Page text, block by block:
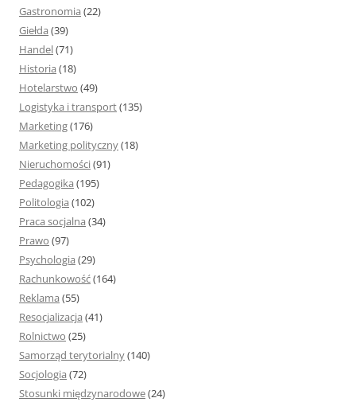
Gastronomia (22)
Giełda (39)
Handel(71)
Historia (18)
Hotelarstwo (49)
Logistyka i transport(135)
Marketing(176)
Marketing polityczny(18)
Nieruchomości(91)
Pedagogika (195)
Politologia (102)
Praca socjalna (34)
Prawo (97)
Psychologia (29)
Rachunkowość(164)
Reklama (55)
Resocjalizacja (41)
Rolnictwo (25)
Samorząd terytorialny(140)
Socjologia (72)
Stosunki międzynarodowe(24)